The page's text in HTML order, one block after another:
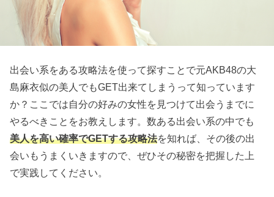
出会い系をある攻略法を使って探すことで元AKB48の大
島麻衣似の美人でもGET出来てしまうって知っています
か？ここでは自分の好みの女性を見つけて出会うまでに
やるべきことをお教えします。数ある出会い系の中でも
美人を高い確率でGETする攻略法を知れば、その後の出
会いもうまくいきますので、ぜひその秘密を把握した上
で実践してください。